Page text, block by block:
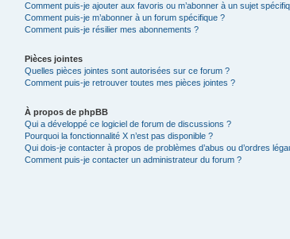
Comment puis-je ajouter aux favoris ou m’abonner à un sujet
Comment puis-je m’abonner à un forum spécifique ?
Comment puis-je résilier mes abonnements ?
Pièces jointes
Quelles pièces jointes sont autorisées sur ce forum ?
Comment puis-je retrouver toutes mes pièces jointes ?
À propos de phpBB
Qui a développé ce logiciel de forum de discussions ?
Pourquoi la fonctionnalité X n’est pas disponible ?
Qui dois-je contacter à propos de problèmes d’abus ou d’ordres
Comment puis-je contacter un administrateur du forum ?